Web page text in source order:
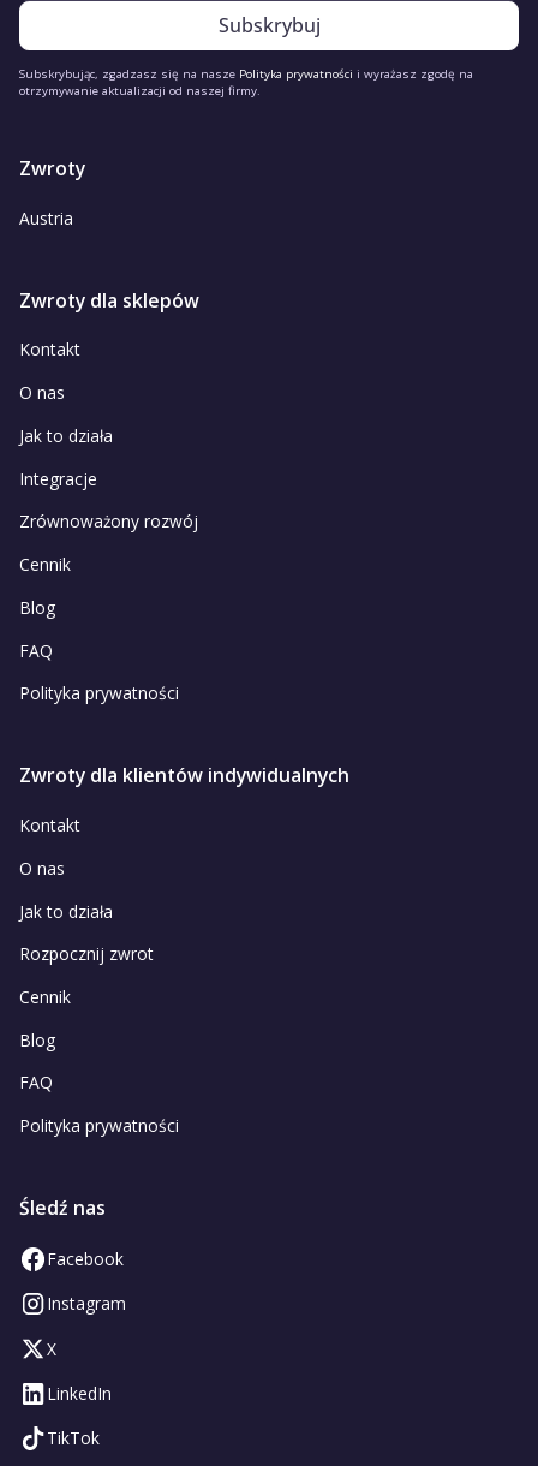
Subskrybując, zgadzasz się na nasze Polityka prywatności i wyrażasz zgodę na
otrzymywanie aktualizacji od naszej firmy.
Zwroty
Austria
Zwroty dla sklepów
Kontakt
O nas
Jak to działa
Integracje
Zrównoważony rozwój
Cennik
Blog
FAQ
Polityka prywatności
Zwroty dla klientów indywidualnych
Kontakt
O nas
Jak to działa
Rozpocznij zwrot
Cennik
Blog
FAQ
Polityka prywatności
Śledź nas
Facebook
Instagram
X
LinkedIn
TikTok